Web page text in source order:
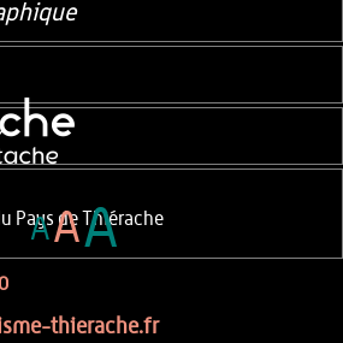
Pays de Thiérache
thierache.fr
AAA